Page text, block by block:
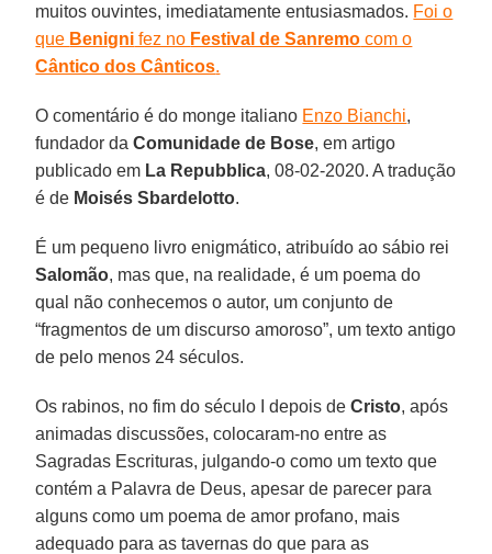
muitos ouvintes, imediatamente entusiasmados. Foi o
que Benigni fez no Festival de Sanremo com o
Cântico dos Cânticos.
O comentário é do monge italiano Enzo Bianchi,
fundador daComunidade de Bose, em artigo
publicado em La Repubblica, 08-02-2020. A tradução
é de Moisés Sbardelotto.
É um pequeno livro enigmático, atribuído ao sábio rei
Salomão, mas que, na realidade, é um poema do
qual não conhecemos o autor, um conjunto de
“fragmentos de um discurso amoroso”, um texto antigo
de pelo menos 24 séculos.
Os rabinos, no fim do século I depois deCristo, após
animadas discussões, colocaram-no entre as
Sagradas Escrituras, julgando-o como um texto que
contém a Palavra de Deus, apesar de parecer para
alguns como um poema de amor profano, mais
adequado para as tavernas do que para as